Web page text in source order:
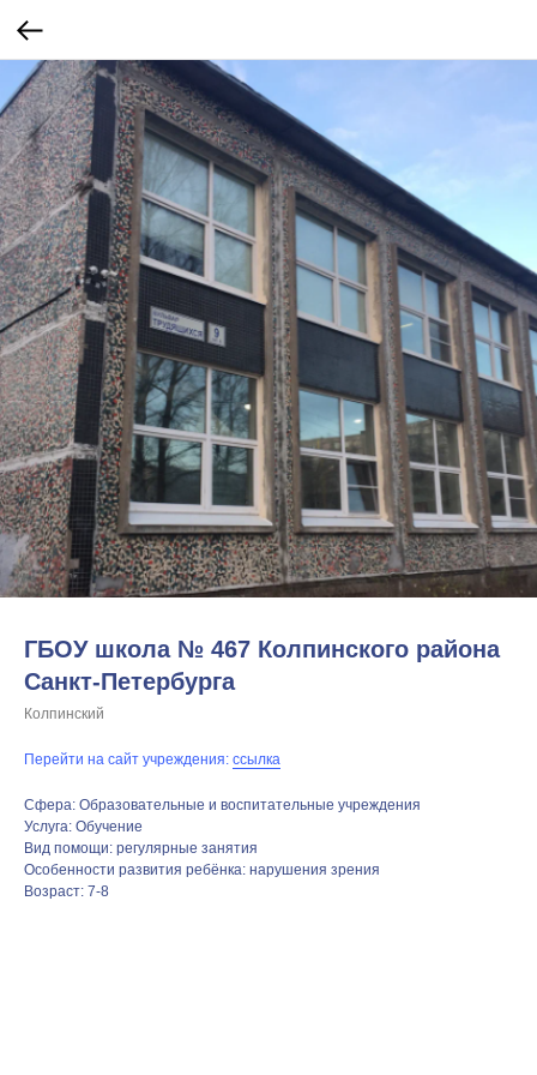
ГБОУ школа № 467 Колпинского района
Санкт-Петербурга
Колпинский
Перейти на сайт учреждения: ссылка
Сфера: Образовательные и воспитательные учреждения
Услуга: Обучение
Вид помощи: регулярные занятия
Особенности развития ребёнка: нарушения зрения
Возраст: 7-8